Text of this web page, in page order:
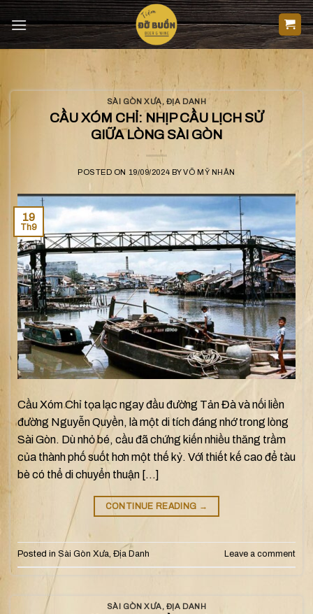
Skip
to
content
SÀI GÒN XƯA, ĐỊA DANH
CẦU XÓM CHỈ: NHỊP CẦU LỊCH SỬ
GIỮA LÒNG SÀI GÒN
POSTED ON 19/09/2024 BYVÕ MỸ NHÂN
19
Th9
Cầu Xóm Chỉ tọa lạc ngay đầu đường Tản Đà và nối liền
đường Nguyễn Quyền, là một di tích đáng nhớ trong lòng
Sài Gòn. Dù nhỏ bé, cầu đã chứng kiến nhiều thăng trầm
của thành phố suốt hơn một thế kỷ. Với thiết kế cao để tàu
bè có thể di chuyển thuận […]
CONTINUE READING →
Posted in Sài Gòn Xưa, Địa Danh Leave a comment
SÀI GÒN XƯA, ĐỊA DANH